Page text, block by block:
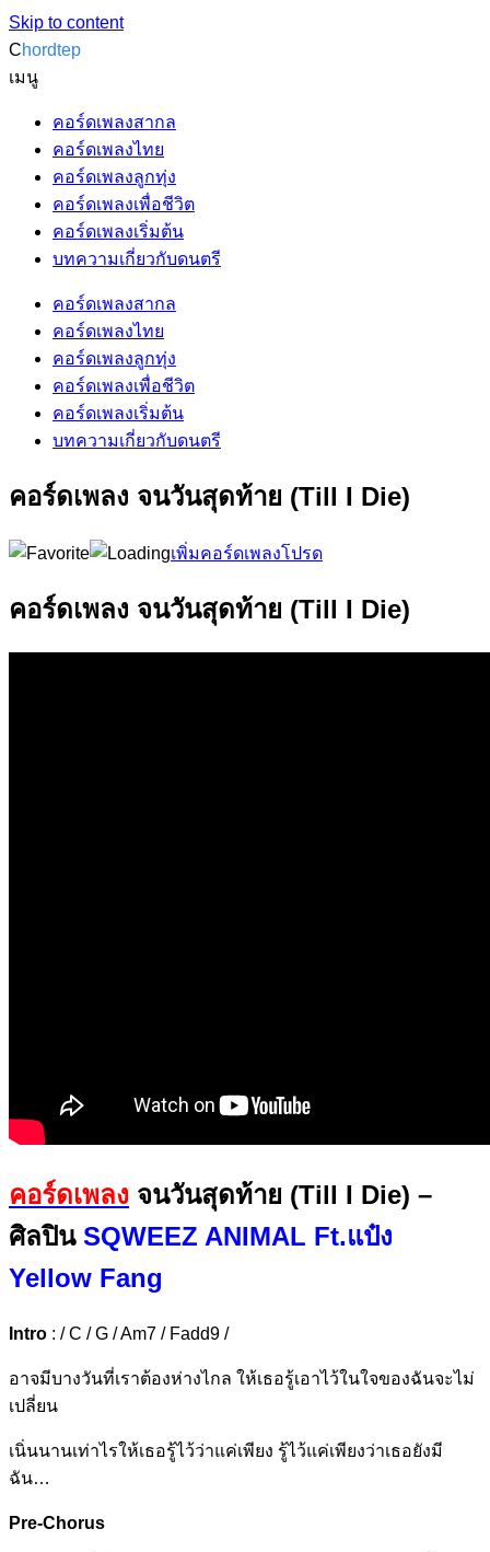
Skip to content
Chordtep
เมนู
คอร์ดเพลงสากล
คอร์ดเพลงไทย
คอร์ดเพลงลูกทุ่ง
คอร์ดเพลงเพื่อชีวิต
คอร์ดเพลงเริ่มต้น
บทความเกี่ยวกับดนตรี
คอร์ดเพลงสากล
คอร์ดเพลงไทย
คอร์ดเพลงลูกทุ่ง
คอร์ดเพลงเพื่อชีวิต
คอร์ดเพลงเริ่มต้น
บทความเกี่ยวกับดนตรี
คอร์ดเพลง จนวันสุดท้าย (Till I Die)
เพิ่มคอร์ดเพลงโปรด
คอร์ดเพลง จนวันสุดท้าย (Till I Die)
คอร์ดเพลง จนวันสุดท้าย (Till I Die) –
ศิลปิน SQWEEZ ANIMAL Ft.แป๋ง
Yellow Fang
Intro : / C / G / Am7 / Fadd9 /
อาจมีบางวันที่เราต้องห่างไกล ให้เธอรู้เอาไว้ในใจของฉันจะไม่
เปลี่ยน
เนิ่นนานเท่าไรให้เธอรู้ไว้ว่าแค่เพียง รู้ไว้แค่เพียงว่าเธอยังมี
ฉัน…
Pre-Chorus